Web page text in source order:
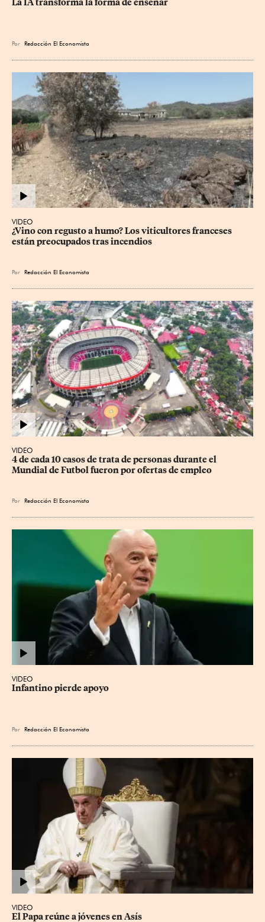
La IA transforma la forma de enseñar
Por Redacción El Economista
VIDEO
¿Vino con regusto a humo? Los viticultores franceses
están preocupados tras incendios
Por Redacción El Economista
VIDEO
4 de cada 10 casos de trata de personas durante el
Mundial de Futbol fueron por ofertas de empleo
Por Redacción El Economista
VIDEO
Infantino pierde apoyo
Por Redacción El Economista
VIDEO
El Papa reúne a jóvenes en Asís